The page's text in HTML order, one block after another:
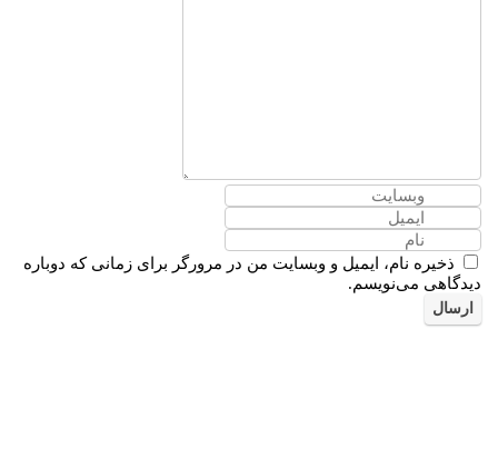
ذخیره نام، ایمیل و وبسایت من در مرورگر برای زمانی که دوباره
دیدگاهی می‌نویسم.